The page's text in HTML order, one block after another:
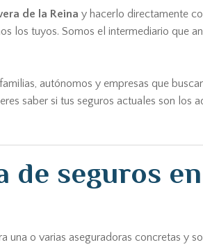
de la Reina y hacerlo directamente
los tuyos. Somos el intermediario que
autónomos y empresas que
saber si tus seguros actuales son los
seguros
una o varias aseguradoras concretas y